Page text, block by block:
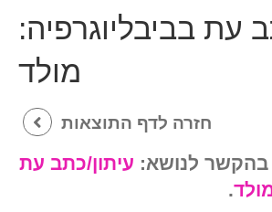
עת בביבליוגרפיה:
מולד
חזרה לדף התוצאות
עיתון/כתב עת
.